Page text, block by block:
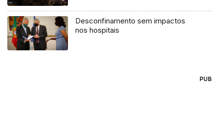
Desconfinamento sem impactos
nos hospitais
PUB